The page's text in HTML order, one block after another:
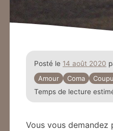
Posté le 14 août 2020
Amour
Coma
Temps de lecture
Vous vous demandez